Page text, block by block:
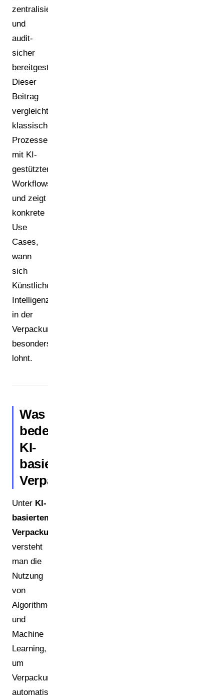
zentralisiert
und
audit-
sicher
bereitgestellt.
Dieser
Beitrag
vergleicht
klassische
Prozesse
mit KI-
gestützten
Workflows
und zeigt
konkrete
Use
Cases,
wann
sich
Künstliche
Intelligenz
in der
Verpackung
besonders
lohnt.
Was
bedeutet
KI-
basiertes
Verpackungsmanagement?
Unter KI-
basiertem
Verpackungsmanagement
versteht
man die
Nutzung
von
Algorithmen
und
Machine
Learning,
um
Verpackungsdaten
automatisiert